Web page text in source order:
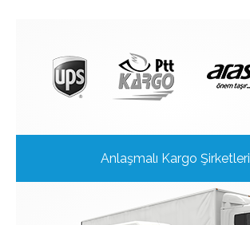
Anlaşmalı Kargo Şirketleri